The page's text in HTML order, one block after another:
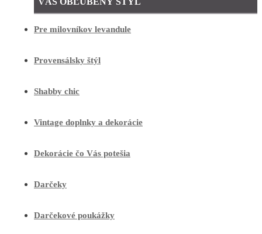
Pre milovníkov levandule
Provensálsky štýl
Shabby chic
Vintage doplnky a dekorácie
Dekorácie čo Vás potešia
Darčeky
Darčekové poukážky